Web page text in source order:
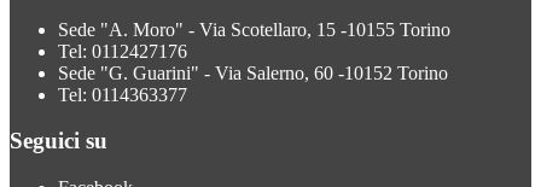
Sede "A. Moro" - Via Scotellaro, 15 -10155 Torino
Tel: 0112427176
Sede "G. Guarini" - Via Salerno, 60 -10152 Torino
Tel: 0114363377
Seguici su